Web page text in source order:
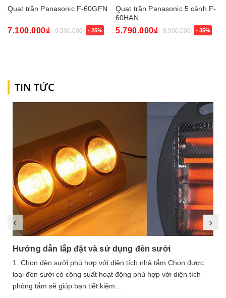
Quạt trần Panasonic F-60GFN
7.100.000₫ 9.500.000₫ - 25%
Quạt trần Panasonic 5 cánh F-
60HAN
5.790.000₫ 8.900.000₫ - 35%
TIN TỨC
Hướng dẫn lắp đặt và sử dụng đèn sưởi
1. Chọn đèn sưởi phù hợp với diện tích nhà tắm Chọn được
loại đèn sưởi có công suất hoạt động phù hợp với diện tích
phòng tắm sẽ giúp bạn tiết kiệm...